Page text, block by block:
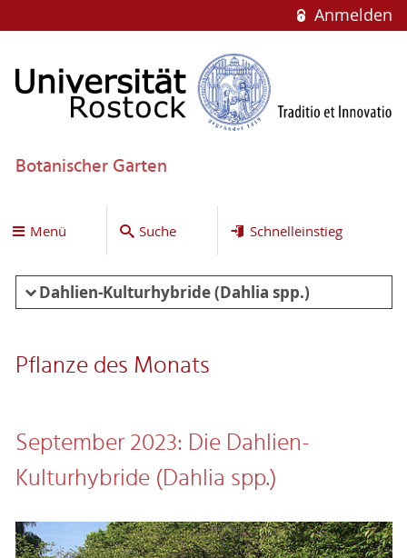
Anmelden
Botanischer Garten
Menü Suche Schnelleinstieg
Dahlien-Kulturhybride (Dahlia spp.)
Pflanze des Monats
September 2023: Die Dahlien-
Kulturhybride (Dahlia spp.)